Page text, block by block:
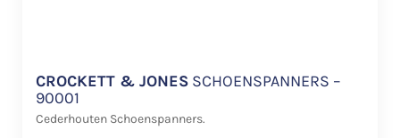
CROCKETT & JONES SCHOENSPANNERS –
90001
Cederhouten Schoenspanners.